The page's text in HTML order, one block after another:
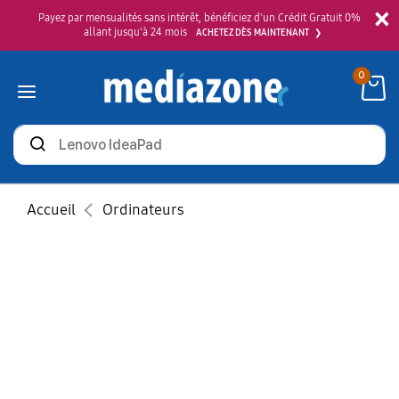
×
Payez par mensualités sans intérêt, bénéficiez d'un Crédit Gratuit 0%
allant jusqu'à 24 mois
ACHETEZ DÈS MAINTENANT
Rechercher
des
produits
0
Accueil Ordinateurs